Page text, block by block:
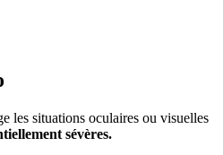
les situations oculaires ou visuelles
sévères.